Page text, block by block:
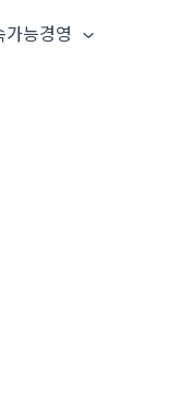
가능경영